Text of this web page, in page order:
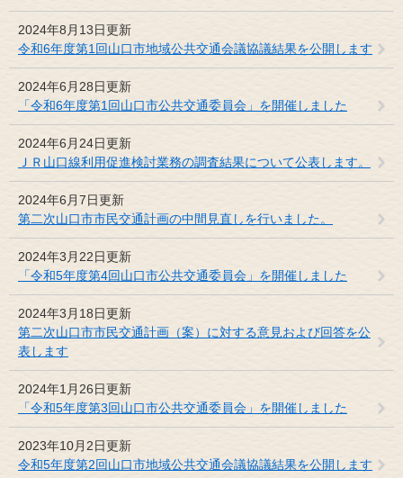
2024年8月13日更新
令和6年度第1回山口市地域公共交通会議協議結果を公開します
2024年6月28日更新
「令和6年度第1回山口市公共交通委員会」を開催しました
2024年6月24日更新
ＪＲ山口線利用促進検討業務の調査結果について公表します。
2024年6月7日更新
第二次山口市市民交通計画の中間見直しを行いました。
2024年3月22日更新
「令和5年度第4回山口市公共交通委員会」を開催しました
2024年3月18日更新
第二次山口市市民交通計画（案）に対する意見および回答を公
表します
2024年1月26日更新
「令和5年度第3回山口市公共交通委員会」を開催しました
2023年10月2日更新
令和5年度第2回山口市地域公共交通会議協議結果を公開します